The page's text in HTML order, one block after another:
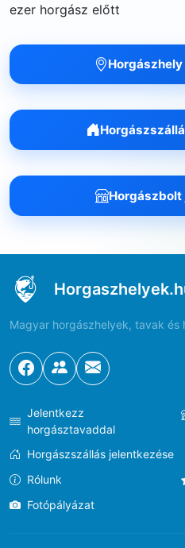
ezer horgász előtt
Magyar horgászhelyek, tavak és
Jelentkezz
horgásztavaddal
Horgászszállás jelentkezése
Rólunk
Fotópályázat